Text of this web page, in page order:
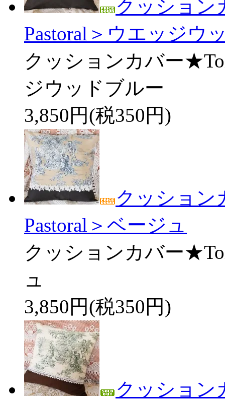
クッション
Pastoral＞ウエッジウ
クッションカバー
ジウッドブルー
3,850円(税350円)
クッション
Pastoral＞ベージュ
クッションカバー
ュ
3,850円(税350円)
クッション